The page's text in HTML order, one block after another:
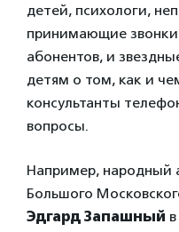
детей, психологи,
принимающие
абонентов, и
детям о том, как и
консультанты
вопросы.
Например, народный
Большого
Эдгард Запашный